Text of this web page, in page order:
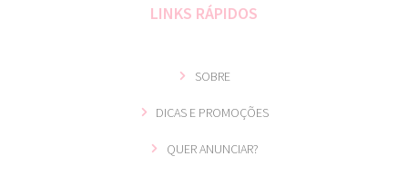
LINKS RÁPIDOS
SOBRE
DICAS E PROMOÇÕES
QUER ANUNCIAR?